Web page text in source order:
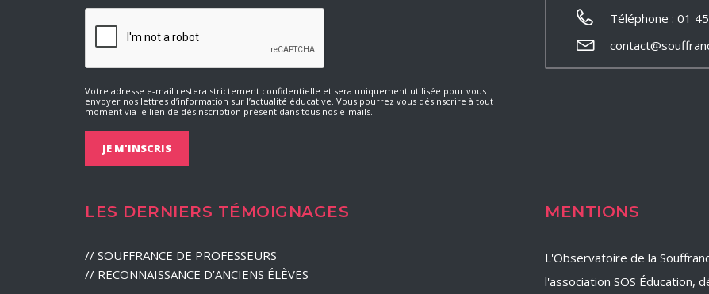
Votre adresse e-mail restera strictement confidentielle et sera uniquement utilisée pour vous
envoyer nos lettres d’information sur l’actualité éducative. Vous pourrez vous désinscrire à tout
moment via le lien de désinscription présent dans tous nos e-mails.
Téléphone : 01
LES DERNIERS TÉMOIGNAGES
// SOUFFRANCE DE PROFESSEURS
// RECONNAISSANCE D’ANCIENS ÉLÈVES
MENTIONS
L'Observatoire de la
l'association SOS Éducation,